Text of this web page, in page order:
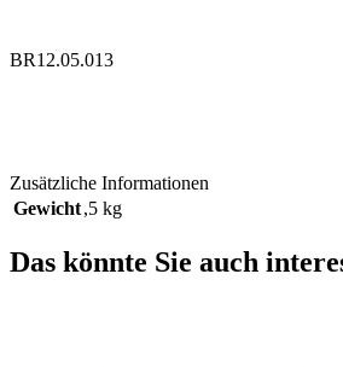
BR12.05.013
Zusätzliche Informationen
Gewicht,5 kg
Das könnte Sie auch